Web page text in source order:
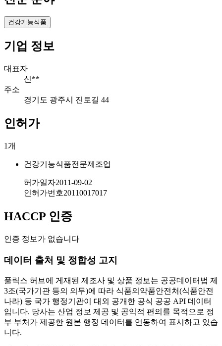
건강기능식품
기업 정보
대표자
신**
주소
경기도 광주시 진토길 44
인허가
1개
건강기능식품전문제조업
허가일자2011-09-02
인허가번호20110017017
HACCP 인증
인증 정보가 없습니다
데이터 출처 및 정합성 고지
풀릭스 허브에 게재된 제조사 및 상품 정보는 공공데이터법 제
3조(국가기관 등의 의무)에 따라 식품의약품안전처(식품안전
나라) 등 국가 행정기관이 대외 공개한 공식 공공 API 데이터
입니다. 당사는 산업 정보 제공 및 공익적 편의를 목적으로 정
부 부처가 제공한 원본 행정 데이터를 연동하여 표시하고 있습
니다.